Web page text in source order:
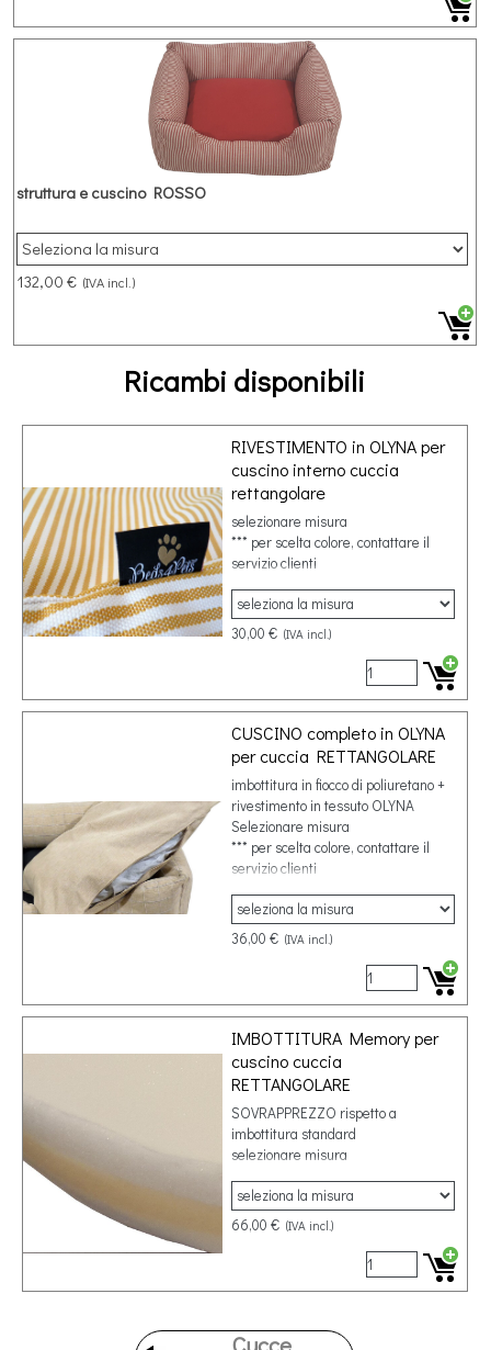
struttura e cuscino ROSSO
132,00 € (IVA incl.)
Ricambi disponibili
RIVESTIMENTO in OLYNA per
cuscino interno cuccia
rettangolare
selezionare misura
*** per scelta colore, contattare il
servizio clienti
30,00 € (IVA incl.)
CUSCINO completo in OLYNA
per cuccia RETTANGOLARE
imbottitura in fiocco di poliuretano +
rivestimento in tessuto OLYNA
Selezionare misura
*** per scelta colore, contattare il
servizio clienti
36,00 € (IVA incl.)
IMBOTTITURA Memory per
cuscino cuccia
RETTANGOLARE
SOVRAPPREZZO rispetto a
imbottitura standard
selezionare misura
66,00 € (IVA incl.)